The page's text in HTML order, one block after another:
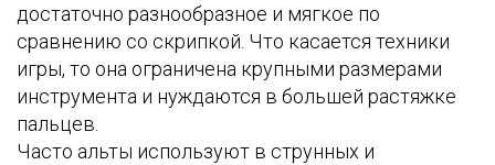
достаточно разнообразное и мягкое по
сравнению со скрипкой. Что касается техники
игры, то она ограничена крупными размерами
инструмента и нуждаются в большей растяжке
пальцев.
Часто альты используют в струнных и